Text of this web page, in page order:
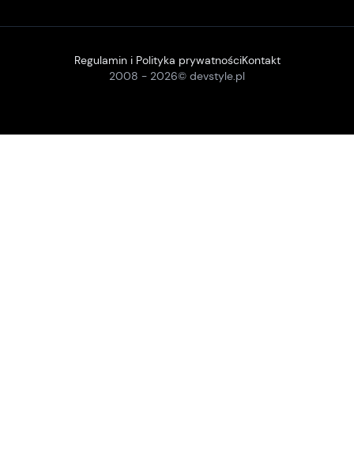
2008 - 2026© devstyle.pl
Regulamin i Polityka prywatnościKontakt